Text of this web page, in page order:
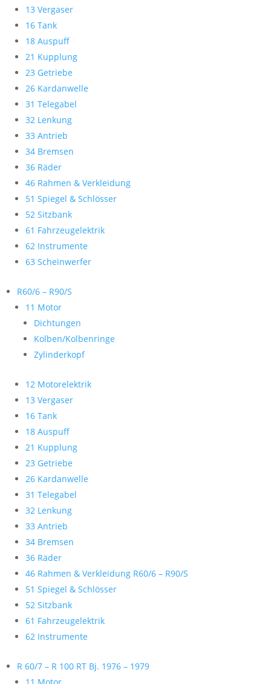
13 Vergaser
16 Tank
18 Auspuff
21 Kupplung
23 Getriebe
26 Kardanwelle
31 Telegabel
32 Lenkung
33 Antrieb
34 Bremsen
36 Räder
46 Rahmen & Verkleidung
51 Spiegel & Schlösser
52 Sitzbank
61 Fahrzeugelektrik
62 Instrumente
63 Scheinwerfer
R60/6 – R90/S
11 Motor
Dichtungen
Kolben/Kolbenringe
Zylinderkopf
12 Motorelektrik
13 Vergaser
16 Tank
18 Auspuff
21 Kupplung
23 Getriebe
26 Kardanwelle
31 Telegabel
32 Lenkung
33 Antrieb
34 Bremsen
36 Räder
46 Rahmen & Verkleidung R60/6 – R90/S
51 Spiegel & Schlösser
52 Sitzbank
61 Fahrzeugelektrik
62 Instrumente
R 60/7 – R 100 RT Bj. 1976 – 1979